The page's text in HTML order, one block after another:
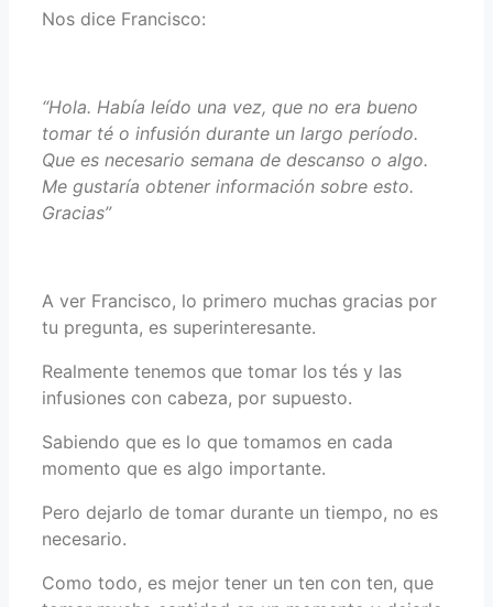
Nos dice Francisco:
“Hola. Había leído una vez, que no era bueno
tomar té o infusión durante un largo período.
Que es necesario semana de descanso o algo.
Me gustaría obtener información sobre esto.
Gracias”
A ver Francisco, lo primero muchas gracias por
tu pregunta, es superinteresante.
Realmente tenemos que tomar los tés y las
infusiones con cabeza, por supuesto.
Sabiendo que es lo que tomamos en cada
momento que es algo importante.
Pero dejarlo de tomar durante un tiempo, no es
necesario.
Como todo, es mejor tener un ten con ten, que